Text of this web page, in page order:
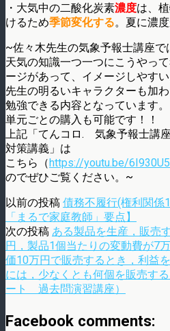
・大気中の二酸化炭素濃度は、
けるため季節変化する。夏に濃
~佐々木先生の気象予報士講座で
天気の知識一つ一つにこうやっ
ージがあって、イメージしやすい
先生の明るいキャラクターも加
勉強できる内容となっています。
単元ごとの購入も可能です！！
上記「てんコロ. 気象予報士講
対策講義」は
こちら（https://youtu.be/
のでぜひご覧ください。~
以前の投稿 債務不履行(権利関係
「まるで家庭教師」要点】
次の投稿 ある製品を生産，販売
円，製品1個当たりの変動費が7
価10万円で販売するとき，利益
には，少なくとも何個を販売す
ート 過去問演習講座）
Facebook comments: